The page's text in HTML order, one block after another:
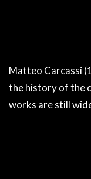
Matteo Carcassi
the history of the
works are still